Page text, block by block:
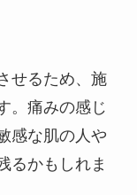
せるため、施
。痛みの感じ
感な肌の人や
るかもしれま